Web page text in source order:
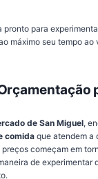
pronto para
máximo seu tempo
de San Miguel,
comida que atendem a
começam em
de experimentar